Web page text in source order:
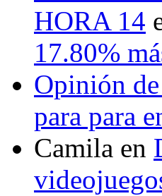
HORA 14
17.80%
Opinión
para para
Camila en